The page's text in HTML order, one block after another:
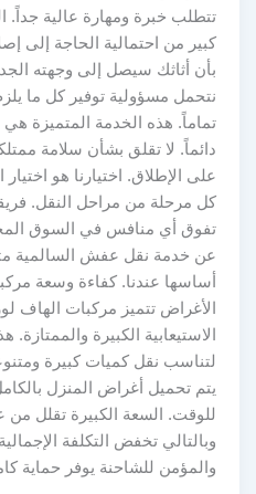
تتطلب خبرة ومهارة عالية جداً.
كبير من احتمالية الحاجة إلى
بأن أثاثك سيصل إلى وجهته
نتحمل مسؤولية توفير كل ما
تماماً. هذه الخدمة المتميزة هي
دائماً. لا تقلق بشأن سلامة
على الإطلاق. اختيارنا هو
كل مرحلة من مراحل النقل.
تفوق أي منافس في السوق
عن خدمة نقل عفش السالمية
أساسها عندنا. كفاءة وسعة
الأغراض تتميز مركبات الهاف
الاستيعابية الكبيرة
لتناسب نقل كميات كبيرة
يتم تحميل أغراض المنزل
للوقت. السعة الكبيرة تقلل من
وبالتالي تخفض التكلفة
والمؤمن للشاحنة يوفر حماية